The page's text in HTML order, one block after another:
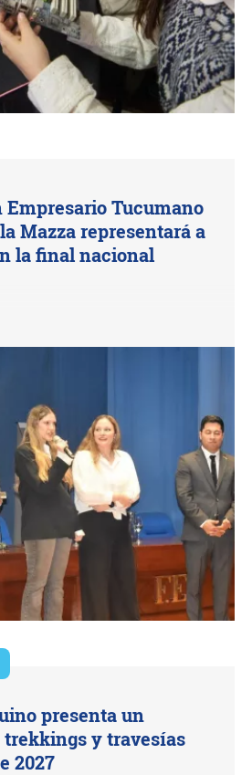
Empresario Tucumano
Mazza representará a
la final nacional
presenta un
trekkings y travesías
2027